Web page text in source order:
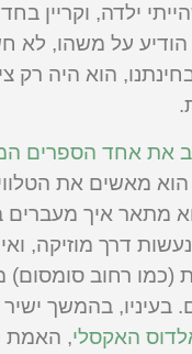
ילדה, וקריין
על משהו, לא
הוא היה רק
את אחד הספרים
מאשים את
מתאר איך מעברים
דרך מוזיקה,
(כמו רחוב סומסום)
בעיניו, בהמשך
האקסלי, האמת